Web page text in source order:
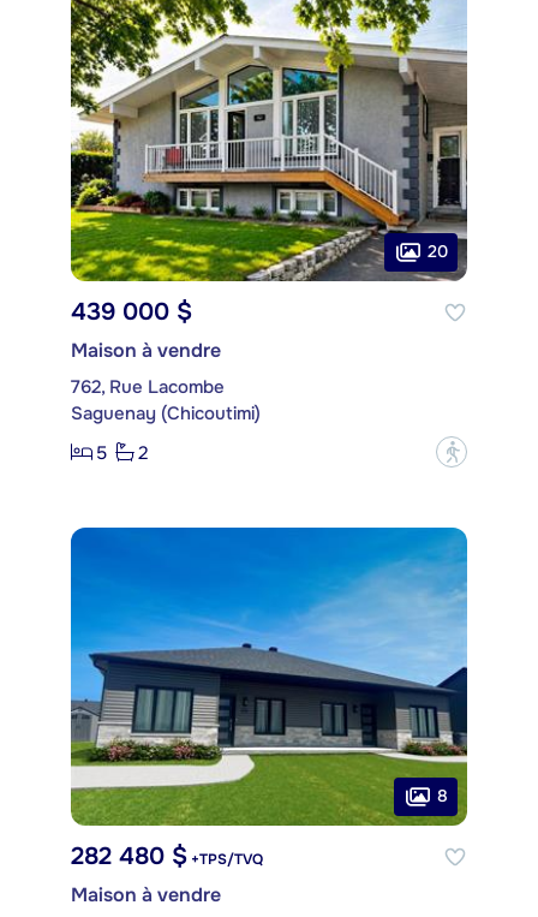
20
439 000 $
Maison à vendre
762, Rue Lacombe
Saguenay (Chicoutimi)
5
2 ?
8
282 480 $ +TPS/TVQ
Maison à vendre